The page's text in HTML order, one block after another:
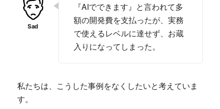
『AIでできます』と言われて多
額の開発費を支払ったが、実務
で使えるレベルに達せず、お蔵
入りになってしまった。
私たちは、こうした事例をなくしたいと考えていま
す。